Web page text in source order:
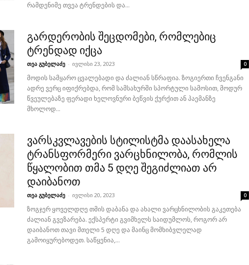
რამდენიმე თვეა ტრენდების და...
გარდერობის შეცდომები, რომლებიც
ტრენდად იქცა
თეა გუბელაძე - ივლისი 23, 2023 0
მოდის სამყარო ცვალებადი და ძალიან სწრაფია. ზოგიერთი ჩვენგანი
ადრე ვერც იფიქრებდა, რომ სამსახურში სპორტული სამოსით, მოდურ
წვეულებაზე ფერადი ხელოვნური ბეწვის ქურქით ან პაემანზე
მხოლოდ...
ვარსკვლავების სტილისტმა დაასახელა
ტრანსფორმერი ვარცხნილობა, რომლის
წყალობით თმა 5 დღე შეგიძლიათ არ
დაიბანოთ
თეა გუბელაძე - ივლისი 20, 2023 0
ზოგჯერ ყოველდღე თმის დაბანა და ახალი ვარცხნილობის გაკეთება
ძალიან გვეზარება. ექსპერტი გვიმხელს საიდუმლოს, როგორ არ
დაიბანოთ თავი მთელი 5 დღე და მაინც მომხიბვლელად
გამოიყურებოდეთ. საწყენია,...